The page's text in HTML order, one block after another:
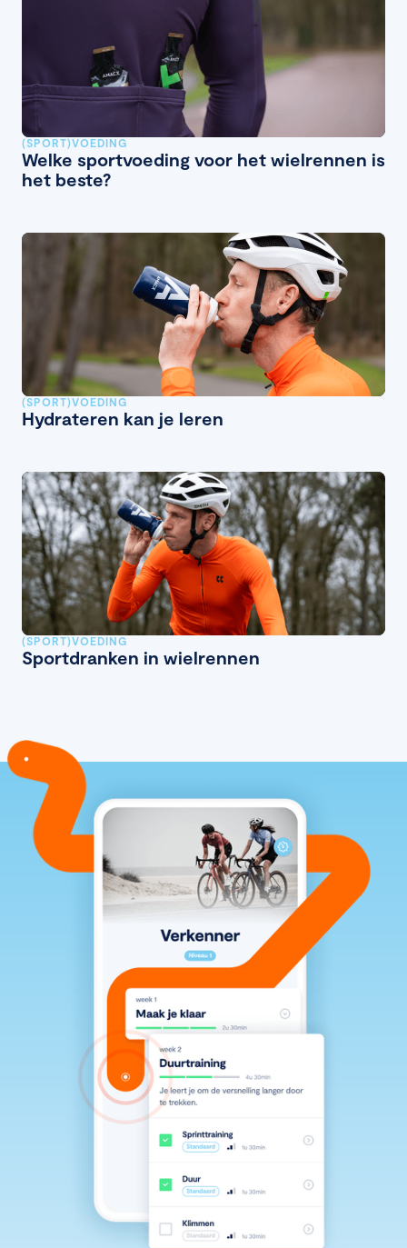
(SPORT)VOEDING
Welke sportvoeding voor het wielrennen is
het beste?
(SPORT)VOEDING
Hydrateren kan je leren
(SPORT)VOEDING
Sportdranken in wielrennen